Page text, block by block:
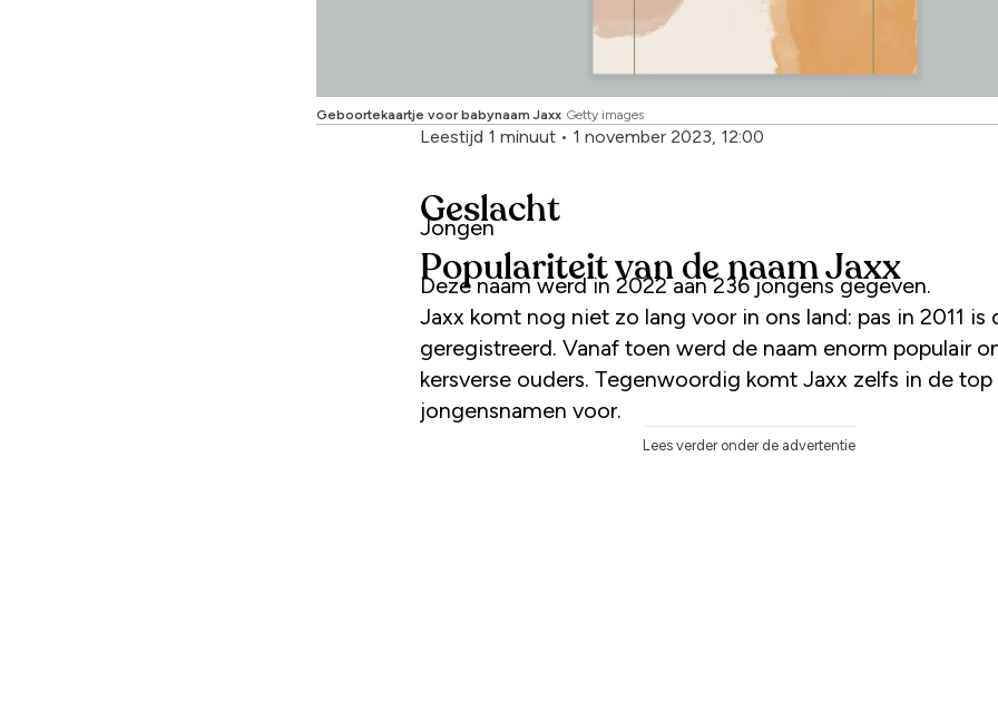
Geboortekaartje voor babynaam Jaxx Getty images
Leestijd 1 minuut • 1 november 2023, 12:00
Geslacht
Jongen
Populariteit van de naam Jaxx
Deze naam werd in 2022 aan 236 jongens gegeven.
Jaxx komt nog niet zo lang voor in ons land: pas in 2011 is
geregistreerd. Vanaf toen werd de naam enorm populair
kersverse ouders. Tegenwoordig komt Jaxx zelfs in de top
jongensnamen voor.
Lees verder onder de advertentie